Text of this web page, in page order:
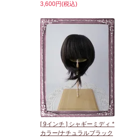
3,600円(税込)
[ 9インチ ] シャギーミディ *
カラー/ナチュラルブラック